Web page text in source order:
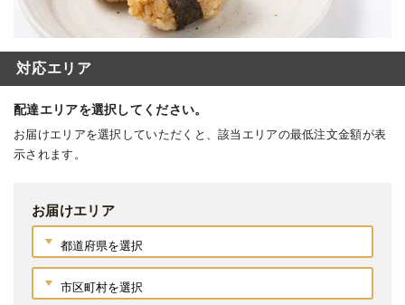
対応エリア
配達エリアを選択してください。
お届けエリアを選択していただくと、該当エリアの最低注文金額が表
示されます。
お届けエリア